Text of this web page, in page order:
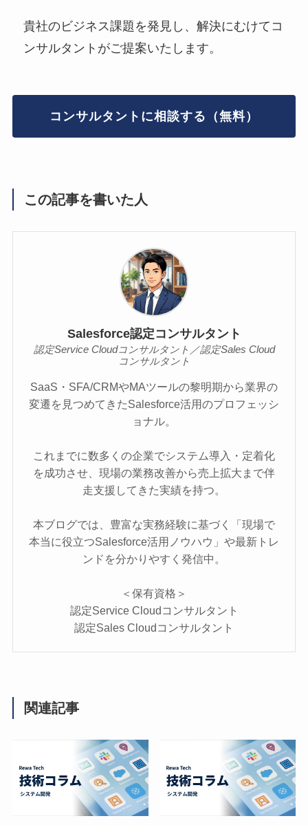
貴社のビジネス課題を発見し、解決にむけてコ
ンサルタントがご提案いたします。
コンサルタントに相談する（無料）
この記事を書いた人
Salesforce認定コンサルタント
認定Service Cloudコンサルタント／認定Sales Cloud
コンサルタント
SaaS・SFA/CRMやMAツールの黎明期から業界の
変遷を見つめてきたSalesforce活用のプロフェッシ
ョナル。
これまでに数多くの企業でシステム導入・定着化
を成功させ、現場の業務改善から売上拡大まで伴
走支援してきた実績を持つ。
本ブログでは、豊富な実務経験に基づく「現場で
本当に役立つSalesforce活用ノウハウ」や最新トレ
ンドを分かりやすく発信中。
＜保有資格＞
認定Service Cloudコンサルタント
認定Sales Cloudコンサルタント
関連記事